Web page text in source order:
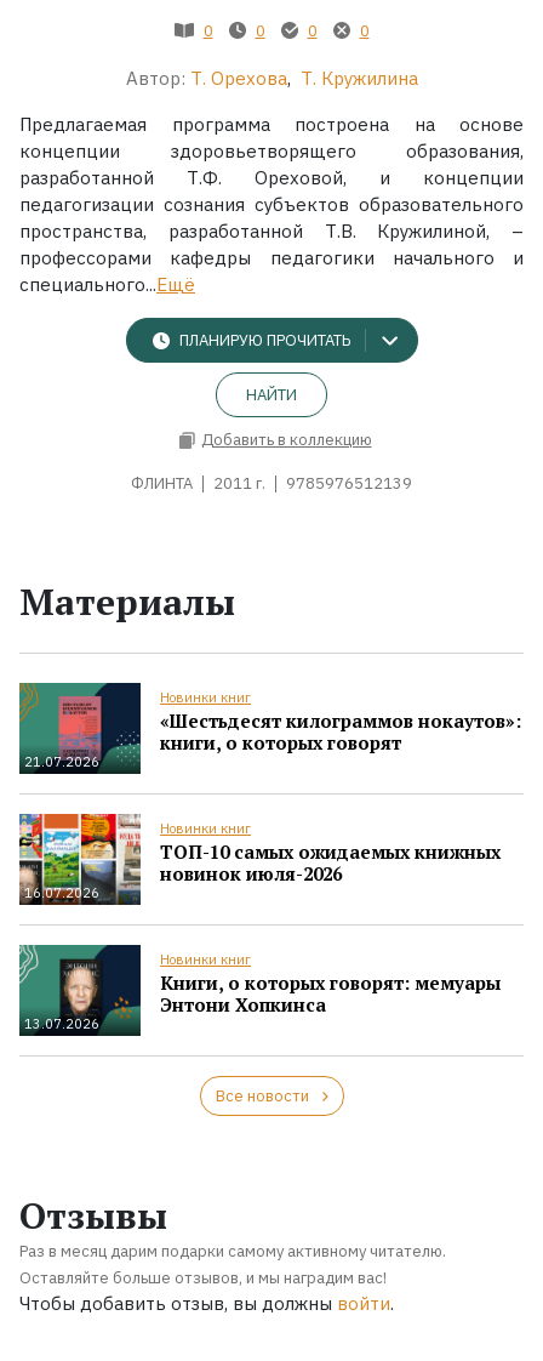
0 0 0 0
Автор: Т. Орехова, Т. Кружилина
Предлагаемая программа построена на основе
концепции здоровьетворящего образования,
разработанной Т.Ф. Ореховой, и концепции
педагогизации сознания субъектов образовательного
пространства, разработанной Т.В. Кружилиной, –
профессорами кафедры педагогики начального и
специального...Ещё
ПЛАНИРУЮ ПРОЧИТАТЬ
НАЙТИ
Добавить в коллекцию
ФЛИНТА 2011 г. 9785976512139
Материалы
21.07.2026
Новинки книг
«Шестьдесят килограммов нокаутов»:
книги, о которых говорят
16.07.2026
Новинки книг
ТОП-10 самых ожидаемых книжных
новинок июля-2026
13.07.2026
Новинки книг
Книги, о которых говорят: мемуары
Энтони Хопкинса
Все новости
Отзывы
Раз в месяц дарим подарки самому активному читателю.
Оставляйте больше отзывов, и мы наградим вас!
Чтобы добавить отзыв, вы должны войти.